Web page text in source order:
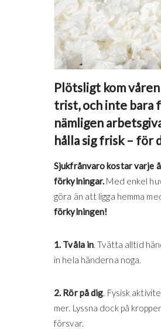
Plötsligt kom
trist, och inte bara
nämligen
hålla sig frisk – för
Sjukfrånvaro kostar varje
förkylningar. Med enkel
göra än att ligga hemma
förkylningen!
1. Tvåla in. Tvätta alltid
in hela händerna noga.
2. Rör på dig. Fysisk
mer. Lyssna dock på
försvar.